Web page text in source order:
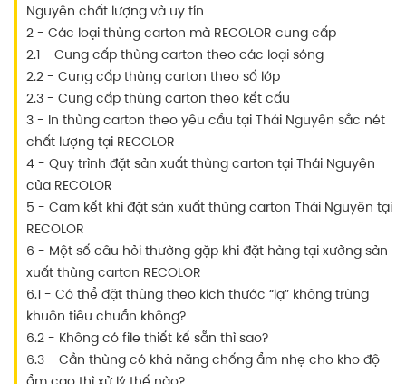
Nguyên chất lượng và uy tín
2 - Các loại thùng carton mà RECOLOR cung cấp
2.1 - Cung cấp thùng carton theo các loại sóng
2.2 - Cung cấp thùng carton theo số lớp
2.3 - Cung cấp thùng carton theo kết cấu
3 - In thùng carton theo yêu cầu tại Thái Nguyên sắc nét
chất lượng tại RECOLOR
4 - Quy trình đặt sản xuất thùng carton tại Thái Nguyên
của RECOLOR
5 - Cam kết khi đặt sản xuất thùng carton Thái Nguyên tại
RECOLOR
6 - Một số câu hỏi thường gặp khi đặt hàng tại xưởng sản
xuất thùng carton RECOLOR
6.1 - Có thể đặt thùng theo kích thước “lạ” không trùng
khuôn tiêu chuẩn không?
6.2 - Không có file thiết kế sẵn thì sao?
6.3 - Cần thùng có khả năng chống ẩm nhẹ cho kho độ